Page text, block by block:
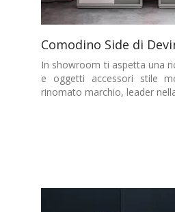
Comodino Side di
In showroom ti aspetta una
e oggetti accessori stile
rinomato marchio, leader